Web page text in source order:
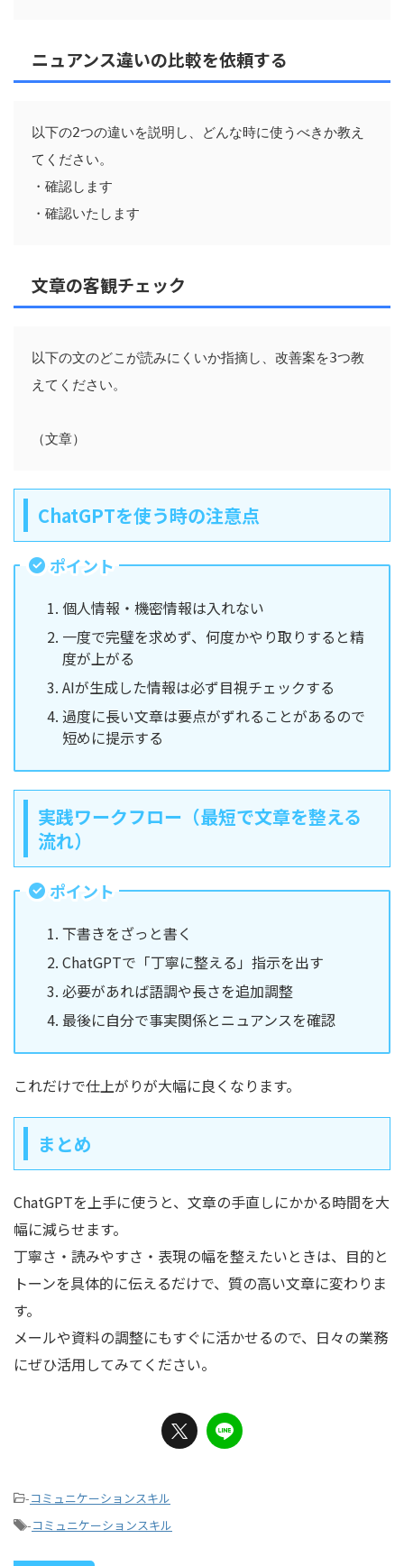
ニュアンス違いの比較を依頼する
以下の2つの違いを説明し、どんな時に使うべきか教え
てください。
・確認します
文章の客観チェック
以下の文のどこが読みにくいか指摘し、改善案を3つ教
えてください。
ChatGPTを使う時の注意点
ポイント
個人情報・機密情報は入れない
一度で完璧を求めず、何度かやり取りすると精
度が上がる
AIが生成した情報は必ず目視チェックする
過度に長い文章は要点がずれることがあるので
短めに提示する
実践ワークフロー（最短で文章を整える
流れ）
ポイント
下書きをざっと書く
ChatGPTで「丁寧に整える」指示を出す
必要があれば語調や長さを追加調整
最後に自分で事実関係とニュアンスを確認
これだけで仕上がりが大幅に良くなります。
まとめ
ChatGPTを上手に使うと、文章の手直しにかかる時間を大
幅に減らせます。
丁寧さ・読みやすさ・表現の幅を整えたいときは、目的と
トーンを具体的に伝えるだけで、質の高い文章に変わりま
す。
メールや資料の調整にもすぐに活かせるので、日々の業務
にぜひ活用してみてください。
-コミュニケーションスキル
-コミュニケーションスキル